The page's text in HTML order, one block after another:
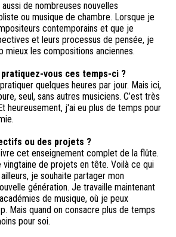
de nombreuses nouvelles
ou musique de chambre. Lorsque je
contemporains et que je
et leurs processus de pensée, je
mieux les compositions anciennes.
vous ces temps-ci ?
quelques heures par jour. Mais ici,
seul, sans autres musiciens. C’est très
heureusement, j'ai eu plus de temps pour
ou des projets ?
cet enseignement complet de la flûte.
vingtaine de projets en tête. Voilà ce qui
je souhaite partager mon
génération. Je travaille maintenant
de musique, où je peux
Mais quand on consacre plus de temps
pour soi.